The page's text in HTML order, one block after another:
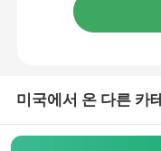
미국에서 온 다른 카